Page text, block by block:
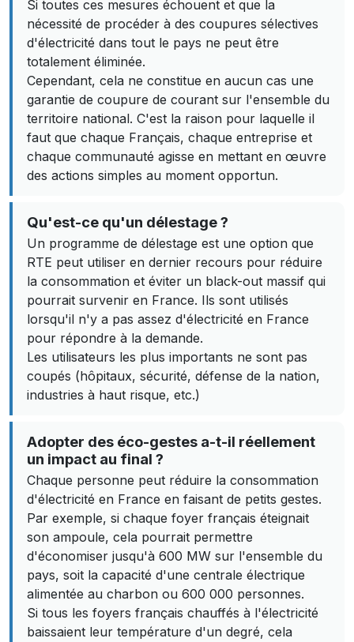
Si toutes ces mesures échouent et que la
nécessité de procéder à des coupures sélectives
d'électricité dans tout le pays ne peut être
totalement éliminée.
Cependant, cela ne constitue en aucun cas une
garantie de coupure de courant sur l'ensemble du
territoire national. C'est la raison pour laquelle il
faut que chaque Français, chaque entreprise et
chaque communauté agisse en mettant en œuvre
des actions simples au moment opportun.
Qu'est-ce qu'un délestage ?
Un programme de délestage est une option que
RTE peut utiliser en dernier recours pour réduire
la consommation et éviter un black-out massif qui
pourrait survenir en France. Ils sont utilisés
lorsqu'il n'y a pas assez d'électricité en France
pour répondre à la demande.
Les utilisateurs les plus importants ne sont pas
coupés (hôpitaux, sécurité, défense de la nation,
industries à haut risque, etc.)
Adopter des éco-gestes a-t-il réellement
un impact au final ?
Chaque personne peut réduire la consommation
d'électricité en France en faisant de petits gestes.
Par exemple, si chaque foyer français éteignait
son ampoule, cela pourrait permettre
d'économiser jusqu'à 600 MW sur l'ensemble du
pays, soit la capacité d'une centrale électrique
alimentée au charbon ou 600 000 personnes.
Si tous les foyers français chauffés à l'électricité
baissaient leur température d'un degré, cela